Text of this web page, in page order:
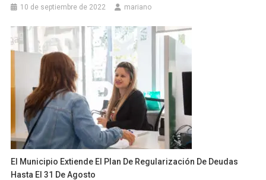
10 de septiembre de 2022 mariano
El Municipio Extiende El Plan De Regularización De Deudas
Hasta El 31 De Agosto